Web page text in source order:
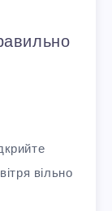
вільно